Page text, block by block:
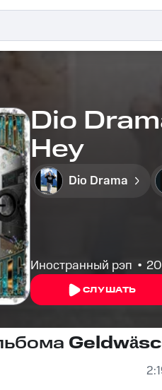
Dio
Hey
Dio Drama
Иностранный рэп
СЛУШАТЬ